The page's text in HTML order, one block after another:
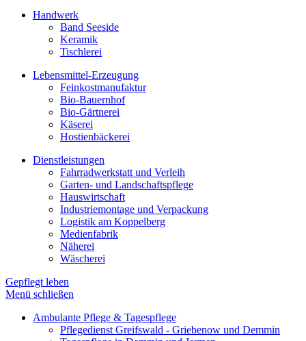
Handwerk
Band Seeside
Keramik
Tischlerei
Lebensmittel-Erzeugung
Feinkostmanufaktur
Bio-Bauernhof
Bio-Gärtnerei
Käserei
Hostienbäckerei
Dienstleistungen
Fahrradwerkstatt und Verleih
Garten- und Landschaftspflege
Hauswirtschaft
Industriemontage und Verpackung
Logistik am Koppelberg
Medienfabrik
Näherei
Wäscherei
Gepflegt leben
Menü schließen
Ambulante Pflege & Tagespflege
Pflegedienst Greifswald - Griebenow und Demmin